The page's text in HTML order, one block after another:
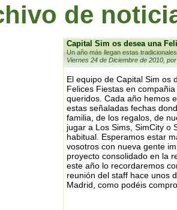
de
Capital Sim os desea una
Un año más llegan estas
Viernes 24 de Diciembre de 2010,
El equipo de Capital Sim os
Felices Fiestas en
queridos. Cada año hemos
estas señaladas fechas
familia, de los regalos, de
jugar a Los Sims, SimCity o
habitual. Esperamos estar
vosotros con nueva gente
proyecto consolidado en la
este año lo recordaremos
reunión del staff hace unos
Madrid, como podéis